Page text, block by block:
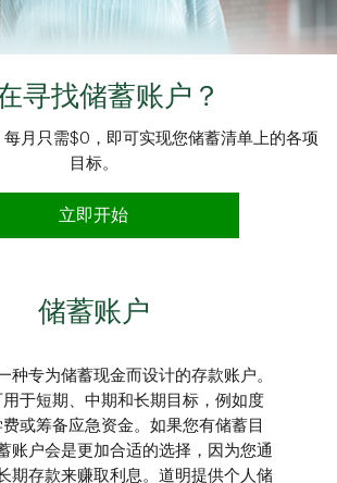
寻找储蓄账户？
月只需$0，即可实现您储蓄清单上的各项
目标。
立即开始
储蓄账户
种专为储蓄现金而设计的存款账户。
于短期、中期和长期目标，例如度
或筹备应急资金。如果您有储蓄目
账户会是更加合适的选择，因为您通
期存款来赚取利息。道明提供个人储